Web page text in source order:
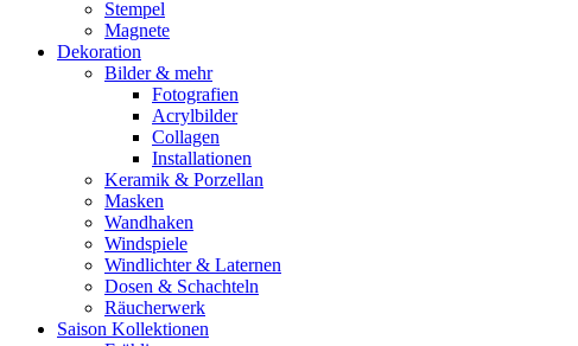
Stempel
Magnete
Dekoration
Bilder & mehr
Fotografien
Acrylbilder
Collagen
Installationen
Keramik & Porzellan
Masken
Wandhaken
Windspiele
Windlichter & Laternen
Dosen & Schachteln
Räucherwerk
Saison Kollektionen